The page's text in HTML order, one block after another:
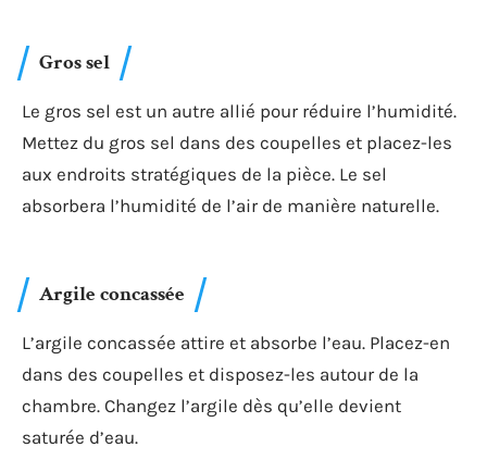
Gros sel
Le gros sel est un autre allié pour réduire l’humidité.
Mettez du gros sel dans des coupelles et placez-les
aux endroits stratégiques de la pièce. Le sel
absorbera l’humidité de l’air de manière naturelle.
Argile concassée
L’argile concassée attire et absorbe l’eau. Placez-en
dans des coupelles et disposez-les autour de la
chambre. Changez l’argile dès qu’elle devient
saturée d’eau.